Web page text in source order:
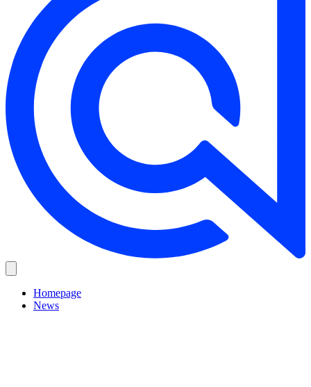
Homepage
News